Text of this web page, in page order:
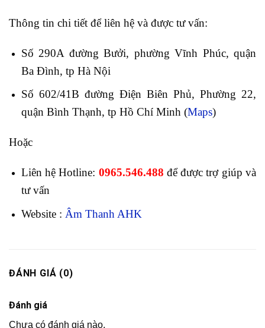
Thông tin chi tiết để liên hệ và được tư vấn:
Số 290A đường Bưởi, phường Vĩnh Phúc, quận
Ba Đình, tp Hà Nội
Số 602/41B đường Điện Biên Phủ, Phường 22,
quận Bình Thạnh, tp Hồ Chí Minh (Maps)
Hoặc
Liên hệ Hotline: 0965.546.488 để được trợ giúp và
tư vấn
Website : Âm Thanh AHK
ĐÁNH GIÁ (0)
Đánh giá
Chưa có đánh giá nào.